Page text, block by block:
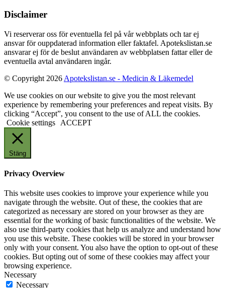
Disclaimer
Vi reserverar oss för eventuella fel på vår webbplats och tar ej
ansvar för ouppdaterad information eller faktafel. Apotekslistan.se
ansvarar ej för de beslut användaren av webbplatsen fattar eller de
eventuella avtal användaren ingår.
© Copyright 2026 Apotekslistan.se - Medicin & Läkemedel
We use cookies on our website to give you the most relevant
experience by remembering your preferences and repeat visits. By
clicking “Accept”, you consent to the use of ALL the cookies.
Cookie settings
ACCEPT
Stäng
Privacy Overview
This website uses cookies to improve your experience while you
navigate through the website. Out of these, the cookies that are
categorized as necessary are stored on your browser as they are
essential for the working of basic functionalities of the website. We
also use third-party cookies that help us analyze and understand how
you use this website. These cookies will be stored in your browser
only with your consent. You also have the option to opt-out of these
cookies. But opting out of some of these cookies may affect your
browsing experience.
Necessary
Necessary